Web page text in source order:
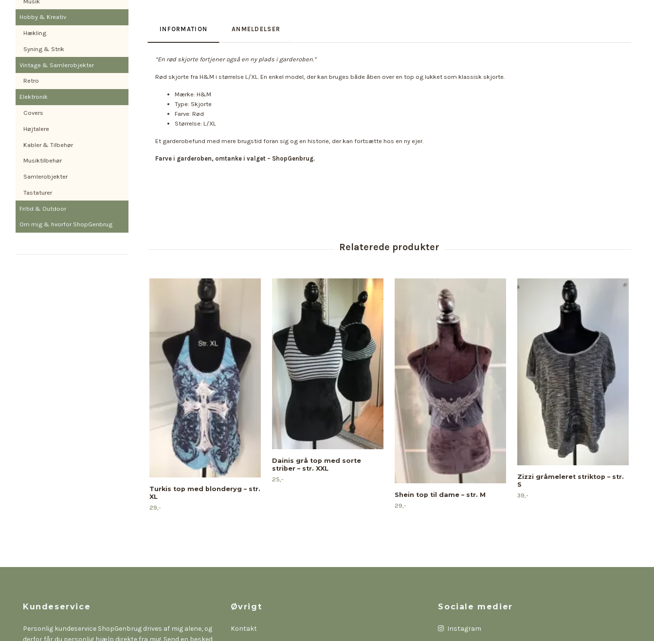
Hobby & Kreativ
Hækling
Syning & Strik
Vintage & Samlerobjekter
Retro
Elektronik
Covers
Højtalere
Kabler & Tilbehør
Musiktilbehør
Samlerobjekter
Tastaturer
Fritid & Outdoor
Om mig & hvorfor ShopGenbrug
INFORMATION ANMELDELSER
“En rød skjorte fortjener også en ny plads i garderoben.”
Rød skjorte fra H&M i størrelse L/XL. En enkel model, der kan bruges både åben over en top og lukket som klassisk skjorte.
Mærke: H&M
Type: Skjorte
Farve: Rød
Størrelse: L/XL
Et garderobefund med mere brugstid foran sig og en historie, der kan fortsætte hos en ny ejer.
Farve i garderoben, omtanke i valget – ShopGenbrug.
Turkis top med blonderyg – str.
XL
29,-
Dainis grå top med sorte
striber – str. XXL
25,-
Shein top til dame – str. M
29,-
Zizzi gråmeleret striktop – str.
S
39,-
Kundeservice
Personlig kundeservice ShopGenbrug drives af mig alene, og
Øvrigt
Kontakt
Sociale medier
Instagram